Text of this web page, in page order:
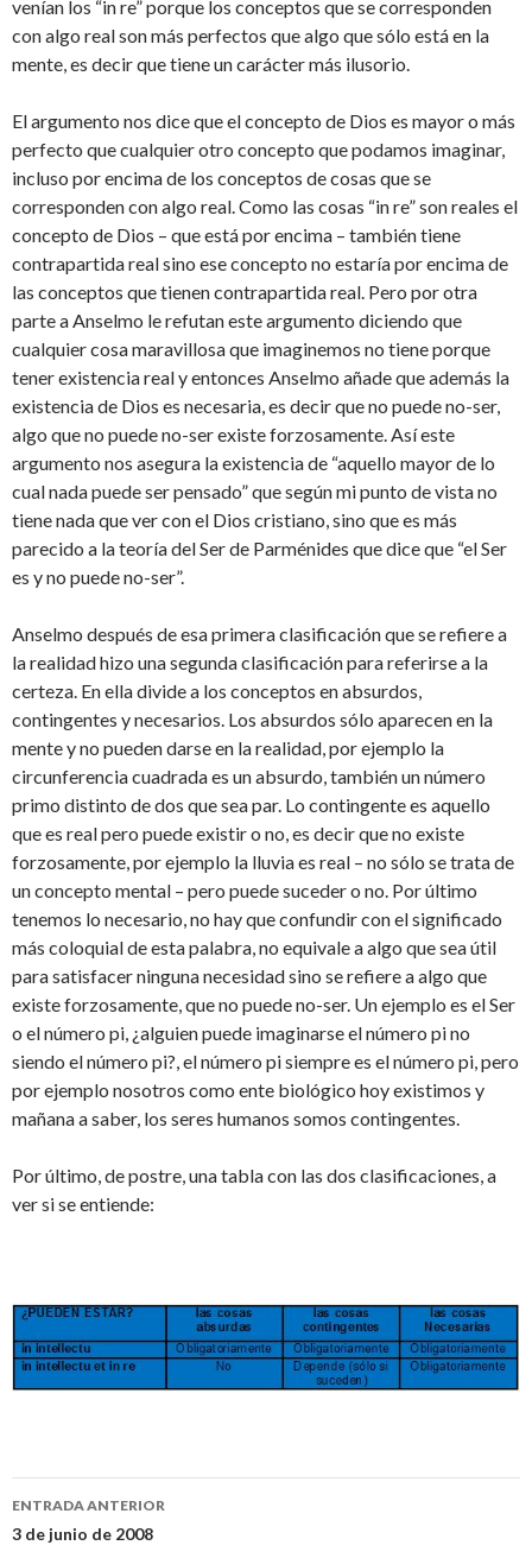
venían los “in re” porque los conceptos que se corresponden
con algo real son más perfectos que algo que sólo está en la
mente, es decir que tiene un carácter más ilusorio.
El argumento nos dice que el concepto de Dios es mayor o más
perfecto que cualquier otro concepto que podamos imaginar,
incluso por encima de los conceptos de cosas que se
corresponden con algo real. Como las cosas “in re” son reales el
concepto de Dios – que está por encima – también tiene
contrapartida real sino ese concepto no estaría por encima de
las conceptos que tienen contrapartida real. Pero por otra
parte a Anselmo le refutan este argumento diciendo que
cualquier cosa maravillosa que imaginemos no tiene porque
tener existencia real y entonces Anselmo añade que además la
existencia de Dios es necesaria, es decir que no puede no-ser,
algo que no puede no-ser existe forzosamente. Así este
argumento nos asegura la existencia de “aquello mayor de lo
cual nada puede ser pensado” que según mi punto de vista no
tiene nada que ver con el Dios cristiano, sino que es más
parecido a la teoría del Ser de Parménides que dice que “el Ser
es y no puede no-ser”.
Anselmo después de esa primera clasificación que se refiere a
la realidad hizo una segunda clasificación para referirse a la
certeza. En ella divide a los conceptos en absurdos,
contingentes y necesarios. Los absurdos sólo aparecen en la
mente y no pueden darse en la realidad, por ejemplo la
circunferencia cuadrada es un absurdo, también un número
primo distinto de dos que sea par. Lo contingente es aquello
que es real pero puede existir o no, es decir que no existe
forzosamente, por ejemplo la lluvia es real – no sólo se trata de
un concepto mental – pero puede suceder o no. Por último
tenemos lo necesario, no hay que confundir con el significado
más coloquial de esta palabra, no equivale a algo que sea útil
para satisfacer ninguna necesidad sino se refiere a algo que
existe forzosamente, que no puede no-ser. Un ejemplo es el Ser
o el número pi, ¿alguien puede imaginarse el número pi no
siendo el número pi?, el número pi siempre es el número pi, pero
por ejemplo nosotros como ente biológico hoy existimos y
mañana a saber, los seres humanos somos contingentes.
Por último, de postre, una tabla con las dos clasificaciones, a
ver si se entiende:
Navegación
de
ENTRADA ANTERIOR
3 de junio de 2008